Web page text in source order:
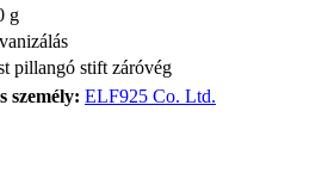
g
pillangó stift záróvég
személy: ELF925 Co. Ltd.